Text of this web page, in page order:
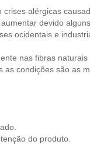
alérgicas
devido
ocidentais e
nas fibras
condições são as
do produto.